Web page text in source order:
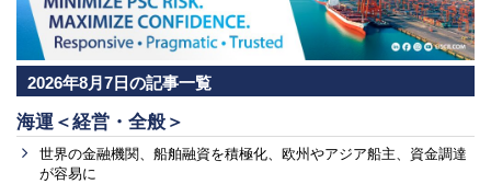
2026年8月7日の記事一覧
海運＜経営・全般＞
世界の金融機関、船舶融資を積極化、欧州やアジア船主、資金調達
が容易に